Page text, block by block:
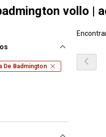
vollo |
De Badmington